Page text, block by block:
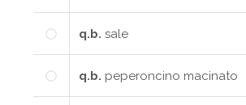
q.b. sale
q.b. peperoncino macinato